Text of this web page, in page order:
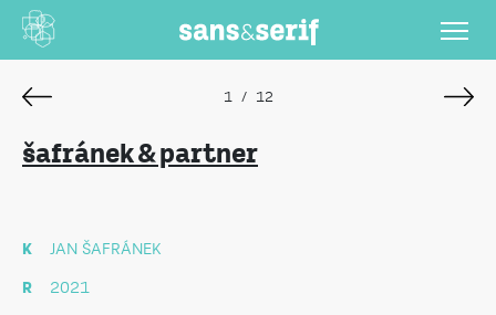
1 / 12
šafránek & partner
K
JAN ŠAFRÁNEK
R
2021